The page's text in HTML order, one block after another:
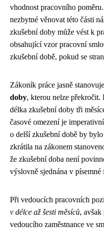
vhodnost pracovního
nezbytné věnovat této části
zkušební doby může vést k
obsahující vzor pracovní
zkušební době, pokud se
Zákoník práce jasně stanovuje
doby, kterou nelze
délka zkušební doby tři
časové omezení je
o delší zkušební době by
zkrátila na zákonem
že zkušební doba není
výslovně sjednána v písemné
Při vedoucích pracovních
v délce až šesti měsíců, avšak
vedoucího zaměstnance ve